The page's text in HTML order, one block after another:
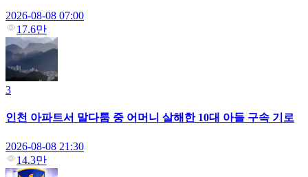
2026-08-08 07:00
17.6만
3
인천 아파트서 말다툼 중 어머니 살해한 10대 아들 구속 기로
2026-08-08 21:30
14.3만